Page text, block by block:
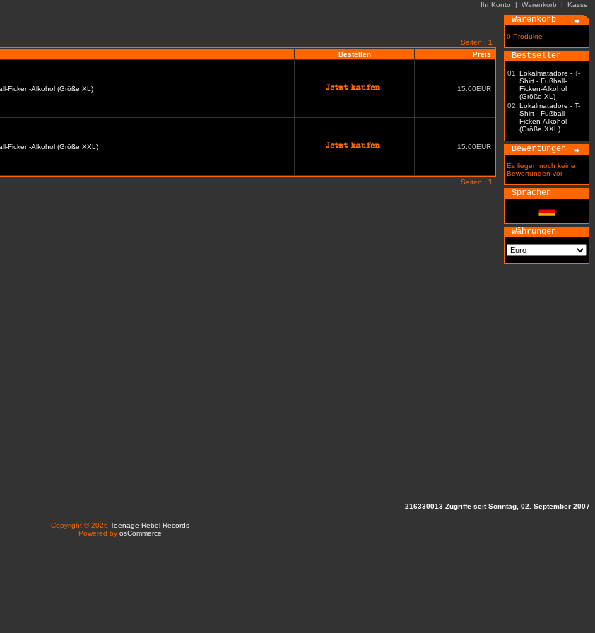
Ihr Konto | Warenkorb | Kasse
Seiten: 1
Bestellen Preis
Ficken-Alkohol (Größe XL) 15.00EUR
Ficken-Alkohol (Größe XXL) 15.00EUR
Seiten: 1
Warenkorb
0 Produkte
Bestseller
01.
Lokalmatadore - T-
Shirt - Fußball-
Ficken-Alkohol
(Größe XL)
02. Lokalmatadore - T-
Shirt - Fußball-
Ficken-Alkohol
(Größe XXL)
Bewertungen
Es liegen noch keine
Bewertungen vor
Sprachen
Währungen
216330013 Zugriffe seit Sonntag, 02. September 2007
Copyright © 2026 Teenage Rebel Records
Powered by osCommerce